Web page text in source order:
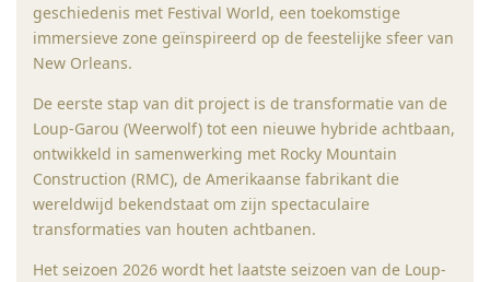
geschiedenis met Festival World, een toekomstige
immersieve zone geïnspireerd op de feestelijke sfeer van
New Orleans.
De eerste stap van dit project is de transformatie van de
Loup-Garou (Weerwolf) tot een nieuwe hybride achtbaan,
ontwikkeld in samenwerking met Rocky Mountain
Construction (RMC), de Amerikaanse fabrikant die
wereldwijd bekendstaat om zijn spectaculaire
transformaties van houten achtbanen.
Het seizoen 2026 wordt het laatste seizoen van de Loup-